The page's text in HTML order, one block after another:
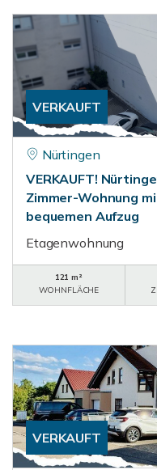
VERKAUFT
Nürtingen
VERKAUFT!
Zimmer-Wohnung
bequemen Aufzug
Etagenwohnung
121 m²
WOHNFLÄCHE
VERKAUFT